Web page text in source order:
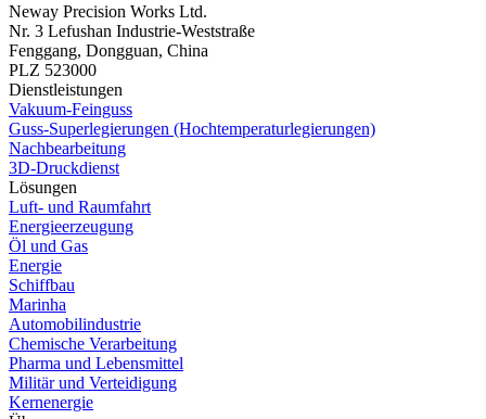
Neway Precision Works Ltd.
Nr. 3 Lefushan Industrie-Weststraße
Fenggang, Dongguan, China
PLZ 523000
Dienstleistungen
Vakuum-Feinguss
Guss-Superlegierungen (Hochtemperaturlegierungen)
Nachbearbeitung
3D-Druckdienst
Lösungen
Luft- und Raumfahrt
Energieerzeugung
Öl und Gas
Energie
Schiffbau
Marinha
Automobilindustrie
Chemische Verarbeitung
Pharma und Lebensmittel
Militär und Verteidigung
Kernenergie